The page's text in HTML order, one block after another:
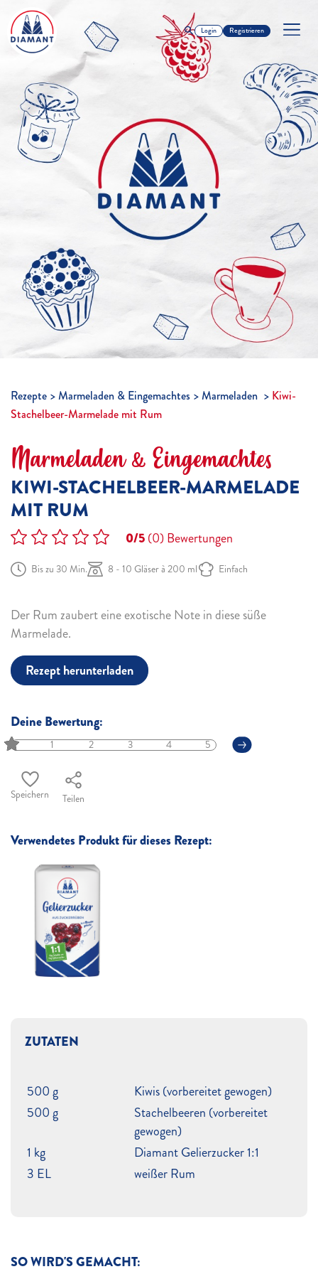
Login Registrieren
Rezepte Marmeladen & Eingemachtes Marmeladen
Kiwi-
Stachelbeer-Marmelade mit Rum
Marmeladen & Eingemachtes
KIWI-STACHELBEER-MARMELADE
MIT RUM
0/5(0)Bewertungen
Bis zu 30 Min. 8 - 10 Gläser à 200 ml Einfach
Der Rum zaubert eine exotische Note in diese süße
Marmelade.
Rezept herunterladen
Deine Bewertung:
1 2 3 4 5
Speichern Teilen
Verwendetes Produkt für dieses Rezept:
SO WIRD'S GEMACHT:
ZUTATEN
500 g
Kiwis (vorbereitet gewogen)
500 g
Stachelbeeren (vorbereitet
gewogen)
1 kg
Diamant Gelierzucker 1:1
3 EL
weißer Rum